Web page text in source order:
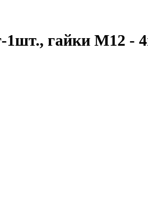
1шт., гайки М12 -